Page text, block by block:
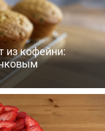
из кофейни: